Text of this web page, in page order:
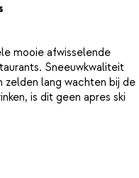
mooie afwisselende
Sneeuwkwaliteit
lang wachten bij de
is dit geen apres ski